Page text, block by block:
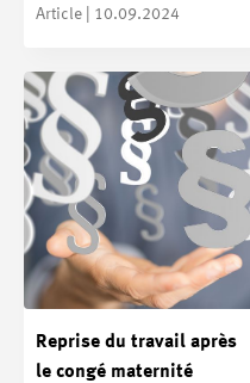
Article | 10.09.2024
Reprise du travail après
le congé maternité